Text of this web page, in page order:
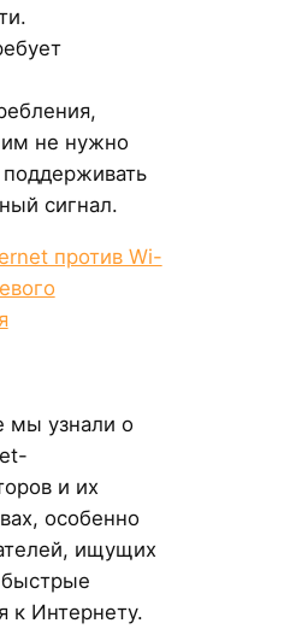
им не нужно
сигнал.
против Wi-
мы узнали о
и их
особенно
ищущих
к Интернету.